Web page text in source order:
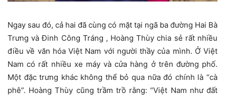
Ngay sau đó, cả hai đã cùng có mặt tại ngã ba đường Hai Bà
Trưng và Đinh Công Tráng , Hoàng Thùy chia sẻ rất nhiều
điều về văn hóa Việt Nam với người thầy của mình. Ở Việt
Nam có rất nhiều xe máy và cửa hàng ở trên đường phố.
Một đặc trưng khác không thể bỏ qua nữa đó chính là “cà
phê”. Hoàng Thùy cũng trầm trồ rằng: “Việt Nam như đất